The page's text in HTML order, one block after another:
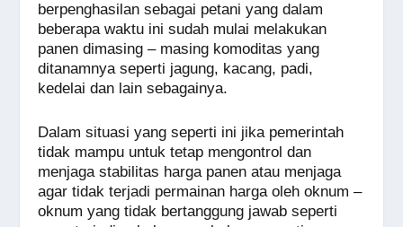
berpenghasilan sebagai petani yang dalam
beberapa waktu ini sudah mulai melakukan
panen dimasing – masing komoditas yang
ditanamnya seperti jagung, kacang, padi,
kedelai dan lain sebagainya.
Dalam situasi yang seperti ini jika pemerintah
tidak mampu untuk tetap mengontrol dan
menjaga stabilitas harga panen atau menjaga
agar tidak terjadi permainan harga oleh oknum –
oknum yang tidak bertanggung jawab seperti